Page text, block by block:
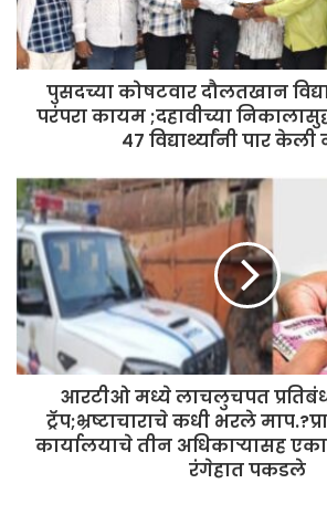
पुसदच्या कोषटवार दौलतखान
परंपरा कायम ;दहावीच्या
४७ विद्यार्थ्यांनी पार केली
आरटीओ मध्ये लाचलुचपत
ट्रॅप;भ्रष्टाचाराचे कधी भरले
कार्यालयाचे तीन अधिकाऱ्यासह
रंगेहात पकडले